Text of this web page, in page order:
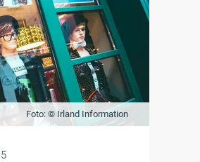
Foto: © Irland Information